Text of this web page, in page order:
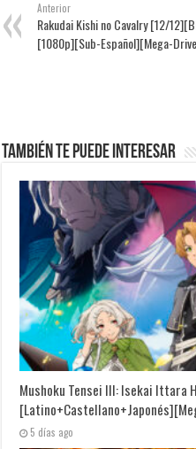
Anterior
Rakudai Kishi no Cavalry [12/
[1080p][Sub-Español][Mega-
También te puede interesar
Mushoku Tensei III: Isekai Ittara
5 días ago